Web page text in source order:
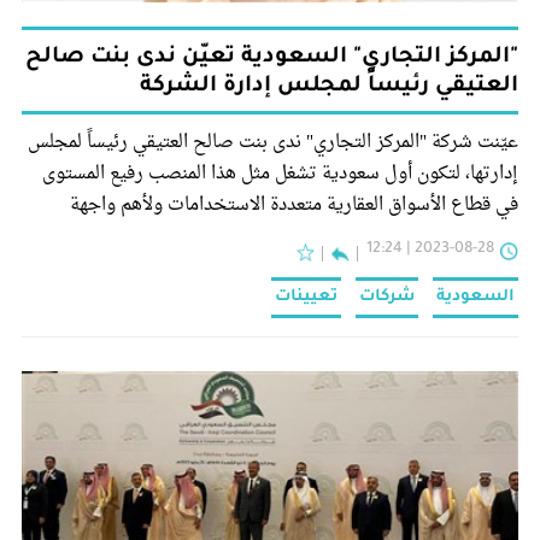
"المركز التجاري" السعودية تعيّن ندى بنت صالح
العتيقي رئيساً لمجلس إدارة الشركة
عيّنت شركة "المركز التجاري" ندى بنت صالح العتيقي رئيساً لمجلس
إدارتها، لتكون أول سعودية تشغل مثل هذا المنصب رفيع المستوى
في قطاع الأسواق العقارية متعددة الاستخدامات ولأهم واجهة
سياحية على مستوى العاصمة.
2023-08-28 | 12:24
السعودية شركات تعيينات